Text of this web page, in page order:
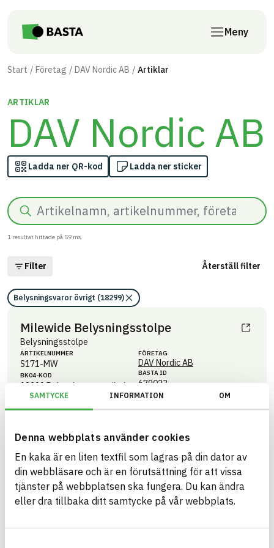
SAMTYCKE INFORMATION OM
Denna webbplats använder cookies
En kaka är en liten textfil som lagras på din dator av
din webbläsare och är en förutsättning för att vissa
tjänster på webbplatsen ska fungera. Du kan ändra
eller dra tillbaka ditt samtycke på vår webbplats.
Meny
Start Företag DAV Nordic AB Artiklar
ARTIKLAR
DAV Nordic AB
Ladda ner QR-kod Ladda ner sticker
Sök
1 resultat hittade på 59 ms.
Filter Återställ filter
Belysningsvaror övrigt (18299)
Milewide Belysningsstolpe
Belysningsstolpe
ARTIKEL­NUMMER
S171-MW
BK04-KOD
18299Belysningsvaror övrigt
FÖRETAG
DAV Nordic AB
BASTA ID
679023
CIRKULARITET Information ej lämnad
FÖRNYBARHET Information ej lämnad
MILJÖEFFEKTER – EPD Information ej lämnad
EMISSIONER OCH TESTER Information ej lämnad